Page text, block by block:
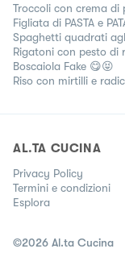
Troccoli con crema di
Figliata di PASTA e
Spaghetti quadrati
Rigatoni con pesto di
Boscaiola Fake 😋😝
Riso con mirtilli e
AL.TA CUCINA
Privacy Policy
Termini e condizioni
Esplora
©2026 Al.ta Cucina